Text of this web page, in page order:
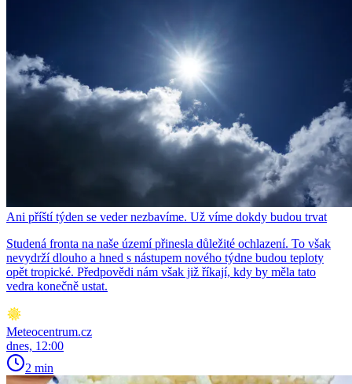
Ani příští týden se veder nezbavíme. Už víme dokdy budou trvat
Studená fronta na naše území přinesla důležité ochlazení. To však
nevydrží dlouho a hned s nástupem nového týdne budou teploty
opět tropické. Předpovědi nám však již říkají, kdy by měla tato
vedra konečně ustat.
Meteocentrum.cz
dnes, 12:00
2 min